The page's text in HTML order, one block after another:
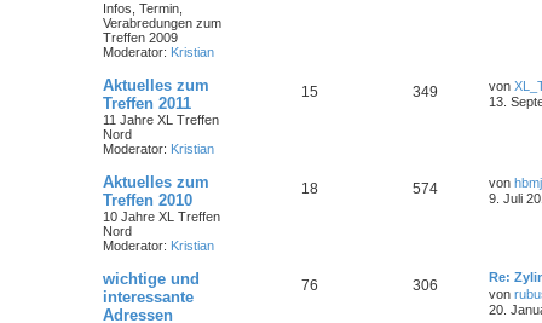
Infos, Termin,
Verabredungen zum
Treffen 2009
Moderator: Kristian
Aktuelles zum
Treffen 2011
11 Jahre XL Treffen
Nord
Moderator: Kristian
15 349 von
13.
Aktuelles zum
Treffen 2010
10 Jahre XL Treffen
Nord
Moderator: Kristian
18 574 von
9. Juli
wichtige und
interessante
Adressen
76 306
Re:
von
20.